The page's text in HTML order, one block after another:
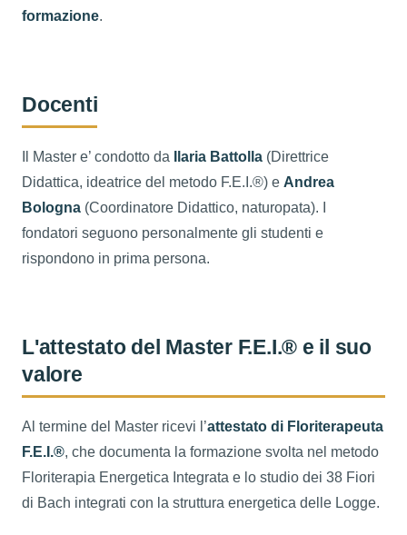
formazione.
Docenti
Il Master e’ condotto da Ilaria Battolla (Direttrice
Didattica, ideatrice del metodo F.E.I.®) e Andrea
Bologna (Coordinatore Didattico, naturopata). I
fondatori seguono personalmente gli studenti e
rispondono in prima persona.
L'attestato del Master F.E.I.® e il suo
valore
Al termine del Master ricevi l’attestato di Floriterapeuta
F.E.I.®, che documenta la formazione svolta nel metodo
Floriterapia Energetica Integrata e lo studio dei 38 Fiori
di Bach integrati con la struttura energetica delle Logge.